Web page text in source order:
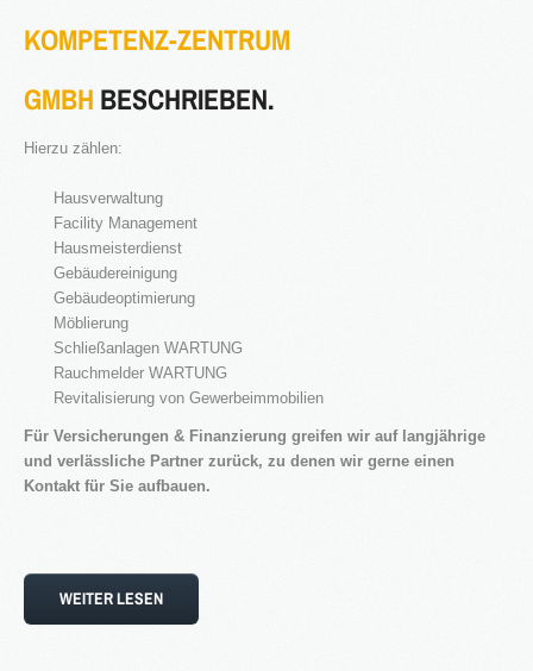
KOMPETENZ-ZENTRUM
GMBH BESCHRIEBEN.
Hierzu zählen:
Hausverwaltung
Facility Management
Hausmeisterdienst
Gebäudereinigung
Gebäudeoptimierung
Möblierung
Schließanlagen WARTUNG
Rauchmelder WARTUNG
Revitalisierung von Gewerbeimmobilien
Für Versicherungen & Finanzierung greifen wir auf langjährige
und verlässliche Partner zurück, zu denen wir gerne einen
Kontakt für Sie aufbauen.
WEITER LESEN